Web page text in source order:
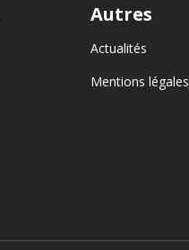
Autres
Actualités
Mentions légales